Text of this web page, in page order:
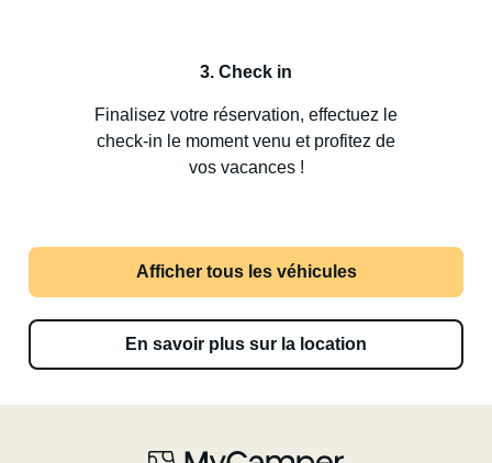
3. Check in
Finalisez votre réservation, effectuez le
check-in le moment venu et profitez de
vos vacances !
Afficher tous les véhicules
En savoir plus sur la location